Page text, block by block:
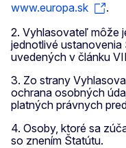
www.europa.sk
.
2. Vyhlasovateľ môže
jednotlivé
uvedených v článku
3. Zo strany
ochrana osobných
platných právnych
4. Osoby, ktoré sa
so znením Štatútu.